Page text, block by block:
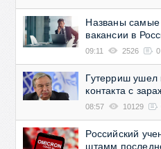
Названы
вакансии в
09:11 2526 0
Гутерриш ушел
контакта с
08:57 10129
Российский
штамм